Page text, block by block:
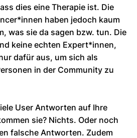
dies eine Therapie ist. Die
haben jedoch kaum
was sie da sagen bzw. tun. Die
keine echten Expert*innen,
dafür aus, um sich als
in der Community zu
User Antworten auf Ihre
sie? Nichts. Oder noch
falsche Antworten. Zudem